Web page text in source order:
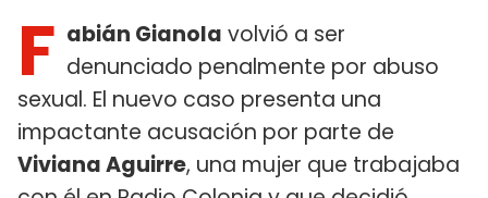
F abián Gianola volvió a ser
denunciado penalmente por abuso
sexual. El nuevo caso presenta una
impactante acusación por parte de
Viviana Aguirre, una mujer que trabajaba